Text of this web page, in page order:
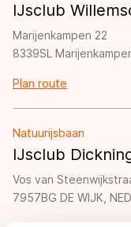
IJsclub
Marijenkampen 22
8339SL
Plan route
Natuurijsbaan
IJsclub
Vos van
7957BG DE WIJK, NED